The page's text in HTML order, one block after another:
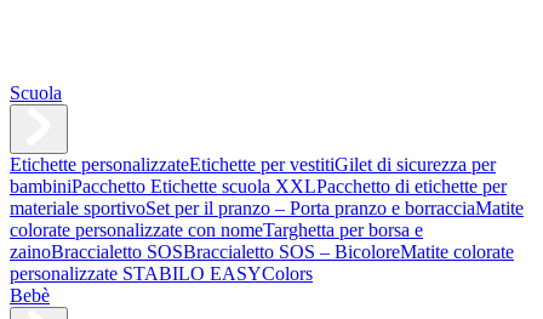
Scuola
Etichette personalizzateEtichette per vestitiGilet di sicurezza per
bambiniPacchetto Etichette scuola XXLPacchetto di etichette per
materiale sportivoSet per il pranzo – Porta pranzo e borracciaMatite
colorate personalizzate con nomeTarghetta per borsa e
zainoBraccialetto SOSBraccialetto SOS – BicoloreMatite colorate
personalizzate STABILO EASYColors
Bebè